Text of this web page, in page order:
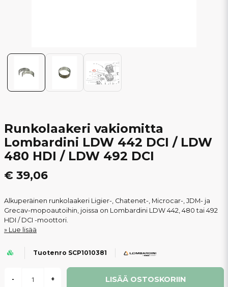
Runkolaakeri vakiomitta
Lombardini LDW 442 DCI / LDW
480 HDI / LDW 492 DCI
€ 39,06
Alkuperäinen runkolaakeri Ligier-, Chatenet-, Microcar-, JDM- ja
Grecav-mopoautoihin, joissa on Lombardini LDW 442, 480 tai 492
HDI / DCI -moottori.
Lue lisää
Tuotenro SCP1010381
- + LISÄÄ OSTOSKORIIN